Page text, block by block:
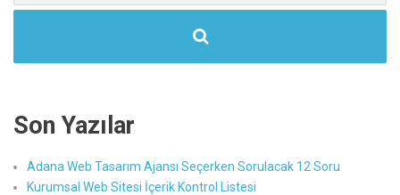
Son Yazılar
Adana Web Tasarım Ajansı Seçerken Sorulacak 12 Soru
Kurumsal Web Sitesi İçerik Kontrol Listesi